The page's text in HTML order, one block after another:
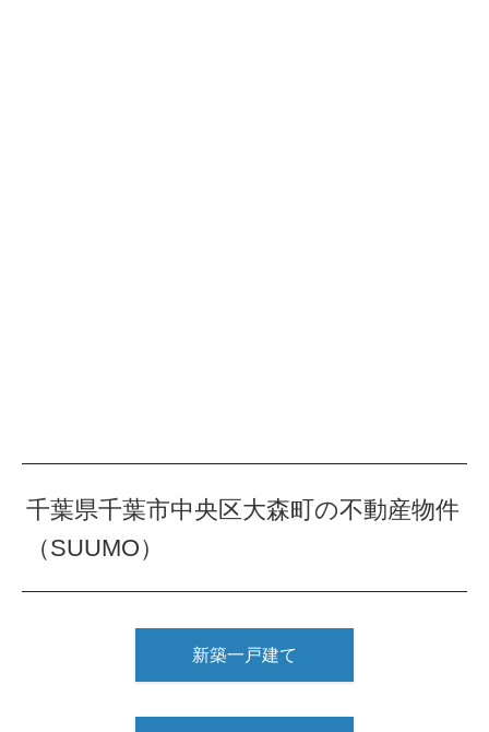
千葉県千葉市中央区大森町の不動産物件
（SUUMO）
新築一戸建て